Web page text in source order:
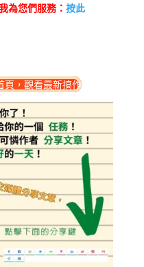
為您們服務： 按此
頁，觀看最新搞作